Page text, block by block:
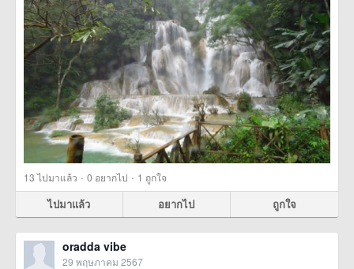
13ไปมาแล้ว · 0 อยากไป · 1 ถูกใจ
ไปมาแล้ว อยากไป ถูกใจ
oradda vibe
29 พฤษภาคม 2567